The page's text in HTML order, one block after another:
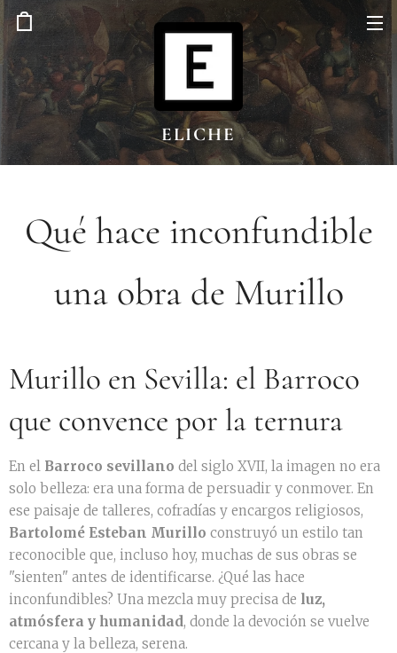
ELICHE
Qué hace inconfundible
una obra de Murillo
Murillo en Sevilla: el Barroco
que convence por la ternura
En el Barroco sevillano del siglo XVII, la imagen no era
solo belleza: era una forma de persuadir y conmover. En
ese paisaje de talleres, cofradías y encargos religiosos,
Bartolomé Esteban Murillo construyó un estilo tan
reconocible que, incluso hoy, muchas de sus obras se
"sienten" antes de identificarse. ¿Qué las hace
inconfundibles? Una mezcla muy precisa de luz,
atmósfera y humanidad, donde la devoción se vuelve
cercana y la belleza, serena.